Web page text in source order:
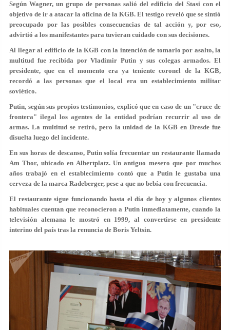
Según Wagner, un grupo de personas salió del edificio del Stasi con el
objetivo de ir a atacar la oficina de la KGB. El testigo reveló que se sintió
preocupado por las posibles consecuencias de tal acción y, por eso,
advirtió a los manifestantes para tuvieran cuidado con sus decisiones.
Al llegar al edificio de la KGB con la intención de tomarlo por asalto, la
multitud fue recibida por Vladimir Putin y sus colegas armados. El
presidente, que en el momento era ya teniente coronel de la KGB,
recordó a las personas que el local era un establecimiento militar
soviético.
Putin, según sus propios testimonios, explicó que en caso de un "cruce de
frontera" ilegal los agentes de la entidad podrían recurrir al uso de
armas. La multitud se retiró, pero la unidad de la KGB en Dresde fue
disuelta luego del incidente.
En sus horas de descanso, Putin solía frecuentar un restaurante llamado
Am Thor, ubicado en Albertplatz. Un antiguo mesero que por muchos
años trabajó en el establecimiento contó que a Putin le gustaba una
cerveza de la marca Radeberger, pese a que no bebía con frecuencia.
El restaurante sigue funcionando hasta el día de hoy y algunos clientes
habituales cuentan que reconocieron a Putin inmediatamente, cuando la
televisión alemana le mostró en 1999, al convertirse en presidente
interino del país tras la renuncia de Boris Yeltsin.